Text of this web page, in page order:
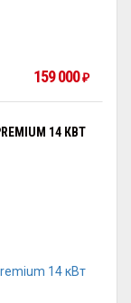
159 000₽
14 КВТ